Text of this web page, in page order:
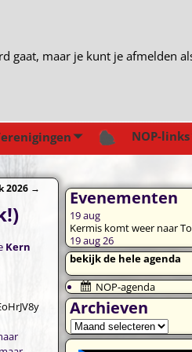
NOP-links
2026 →
Kern
Evenementen
19aug
Kermis komt weer naar
19 aug 26
bekijk de hele agenda
NOP-agenda
Archieven
gaat, maar je kunt je afmelden